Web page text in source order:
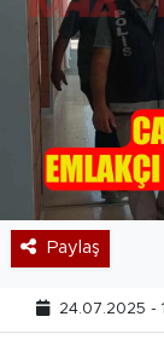
Paylaş
24.07.2025 -